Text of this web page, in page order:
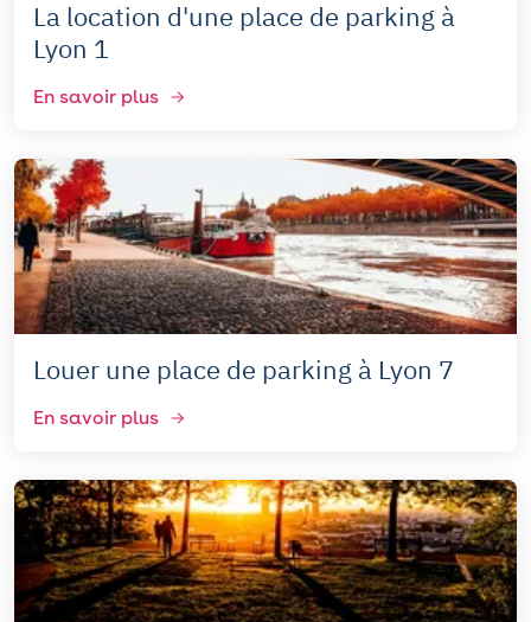
La location d'une place de parking à
Lyon 1
En savoir plus
Louer une place de parking à Lyon 7
En savoir plus